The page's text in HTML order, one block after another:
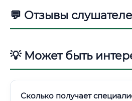
💬 Отзывы
💡 Может быть
Сколько получает